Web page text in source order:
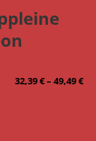
32,39€–49,49€